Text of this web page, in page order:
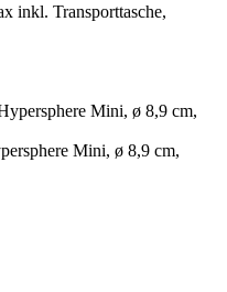
inkl. Transporttasche,
Mini, ø 8,9 cm,